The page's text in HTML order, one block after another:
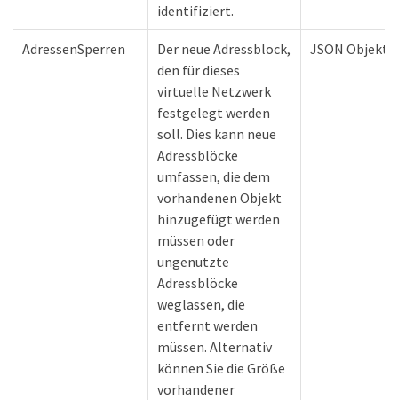
identifiziert.
AdressenSperren
Der neue Adressblock,
den für dieses
virtuelle Netzwerk
festgelegt werden
soll. Dies kann neue
Adressblöcke
umfassen, die dem
vorhandenen Objekt
hinzugefügt werden
müssen oder
ungenutzte
Adressblöcke
weglassen, die
entfernt werden
müssen. Alternativ
können Sie die Größe
vorhandener
JSON Objekt